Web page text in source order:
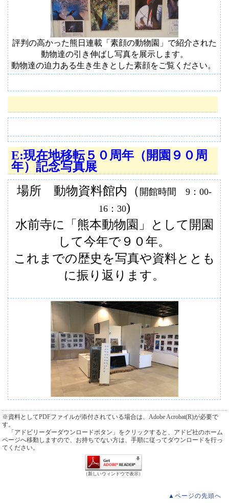
評判の高かった熊日連載「素顔の動物園」で紹介された
動物達の引き伸ばし写真を展示します。
動物達の迫力ある生き生きとした素顔をご覧ください。
E:現在地移転５０周年（開園９０周
年）記念写真展
場所 動物資料館内（ 開館時間 9：00-
16：30)
水前寺に「熊本動物園」として開園
して今年で９０年。
これまでの歴史を写真や資料ととも
に振り返ります。
※資料としてPDFファイルが添付されている場合は、Adobe Acrobat(R)が必要で
す。
「アドビリーダーダウンロードボタン」をクリックすると、アドビ社のホーム
ページへ移動しますので、お持ちでない方は、手順に従ってダウンロードを行っ
てください。
（新しいウィンドウで表示）
▲ページの先頭へ